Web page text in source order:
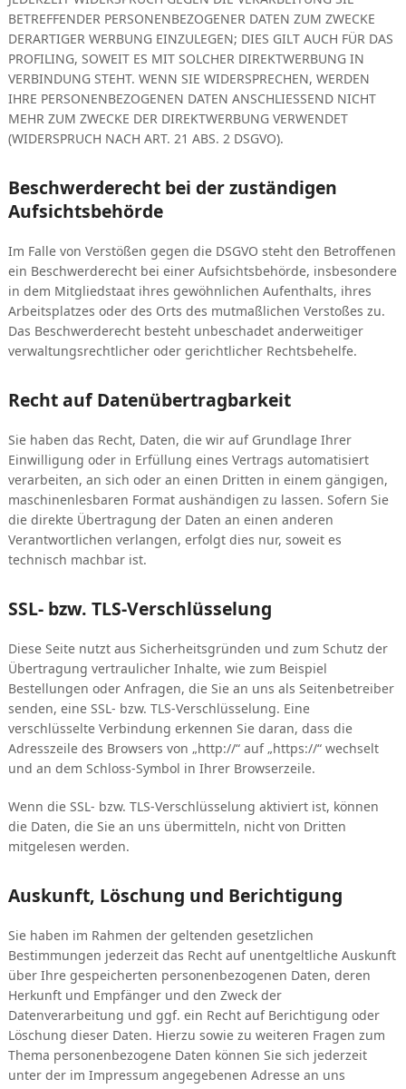
BETREFFENDER PERSONENBEZOGENER DATEN ZUM ZWECKE
DERARTIGER WERBUNG EINZULEGEN; DIES GILT AUCH FÜR DAS
PROFILING, SOWEIT ES MIT SOLCHER DIREKTWERBUNG IN
VERBINDUNG STEHT. WENN SIE WIDERSPRECHEN, WERDEN
IHRE PERSONENBEZOGENEN DATEN ANSCHLIESSEND NICHT
MEHR ZUM ZWECKE DER DIREKTWERBUNG VERWENDET
(WIDERSPRUCH NACH ART. 21 ABS. 2 DSGVO).
Beschwerderecht bei der zuständigen
Aufsichtsbehörde
Im Falle von Verstößen gegen die DSGVO steht den Betroffenen
ein Beschwerderecht bei einer Aufsichtsbehörde, insbesondere
in dem Mitgliedstaat ihres gewöhnlichen Aufenthalts, ihres
Arbeitsplatzes oder des Orts des mutmaßlichen Verstoßes zu.
Das Beschwerderecht besteht unbeschadet anderweitiger
verwaltungsrechtlicher oder gerichtlicher Rechtsbehelfe.
Recht auf Datenübertragbarkeit
Sie haben das Recht, Daten, die wir auf Grundlage Ihrer
Einwilligung oder in Erfüllung eines Vertrags automatisiert
verarbeiten, an sich oder an einen Dritten in einem gängigen,
maschinenlesbaren Format aushändigen zu lassen. Sofern Sie
die direkte Übertragung der Daten an einen anderen
Verantwortlichen verlangen, erfolgt dies nur, soweit es
technisch machbar ist.
SSL- bzw. TLS-Verschlüsselung
Diese Seite nutzt aus Sicherheitsgründen und zum Schutz der
Übertragung vertraulicher Inhalte, wie zum Beispiel
Bestellungen oder Anfragen, die Sie an uns als Seitenbetreiber
senden, eine SSL- bzw. TLS-Verschlüsselung. Eine
verschlüsselte Verbindung erkennen Sie daran, dass die
Adresszeile des Browsers von „http://“ auf „https://“ wechselt
und an dem Schloss-Symbol in Ihrer Browserzeile.
Wenn die SSL- bzw. TLS-Verschlüsselung aktiviert ist, können
die Daten, die Sie an uns übermitteln, nicht von Dritten
mitgelesen werden.
Auskunft, Löschung und Berichtigung
Sie haben im Rahmen der geltenden gesetzlichen
Bestimmungen jederzeit das Recht auf unentgeltliche Auskunft
über Ihre gespeicherten personenbezogenen Daten, deren
Herkunft und Empfänger und den Zweck der
Datenverarbeitung und ggf. ein Recht auf Berichtigung oder
Löschung dieser Daten. Hierzu sowie zu weiteren Fragen zum
Thema personenbezogene Daten können Sie sich jederzeit
unter der im Impressum angegebenen Adresse an uns